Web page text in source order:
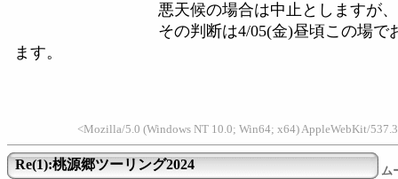
悪天候の場合は中止としますが、
その判断は4/05(金)昼頃この場でお
ます。
<Mozilla/5.0 (Windows NT 10.0; Win64; x64) AppleWebKit/
Re(1):桃源郷ツーリング2024 ム